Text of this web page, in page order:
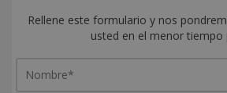
Rellene este formulario y nos
usted en el menor tiempo